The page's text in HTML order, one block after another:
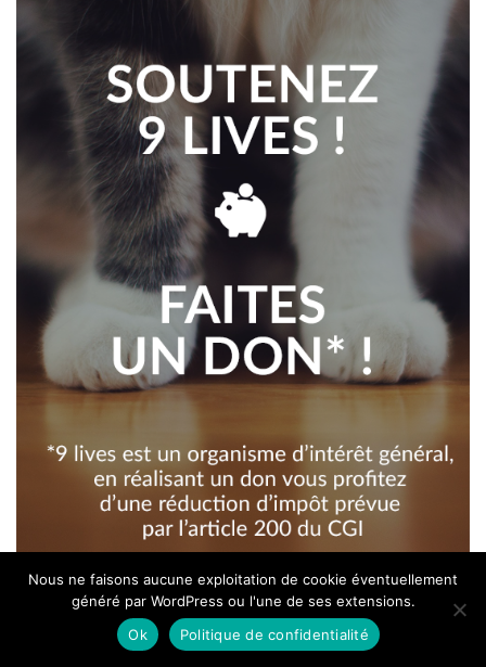
Articles les plus lus
Nous ne faisons aucune exploitation de cookie éventuellement
généré par WordPress ou l'une de ses extensions.
Ok
Politique de confidentialité